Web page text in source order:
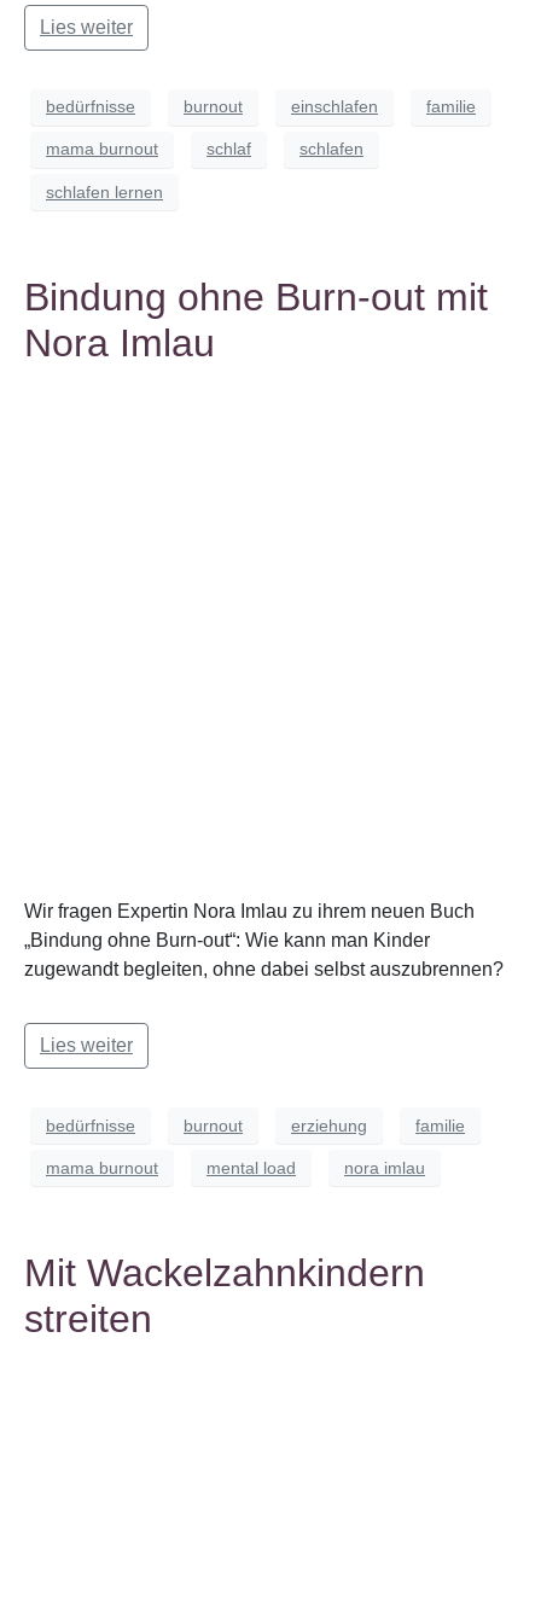
Lies weiter
bedürfnisse burnout einschlafen familie
mama burnout schlaf schlafen
schlafen lernen
Bindung ohne Burn-out mit
Nora Imlau
Wir fragen Expertin Nora Imlau zu ihrem neuen Buch
„Bindung ohne Burn-out“: Wie kann man Kinder
zugewandt begleiten, ohne dabei selbst auszubrennen?
Lies weiter
bedürfnisse burnout erziehung familie
mama burnout mental load nora imlau
Mit Wackelzahnkindern
streiten